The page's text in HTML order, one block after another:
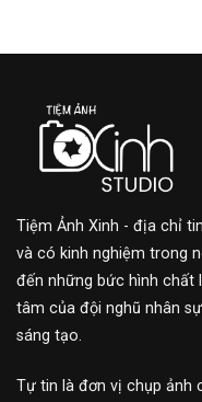
Tiệm Ảnh Xinh - địa chỉ
và có kinh nghiệm trong
đến những bức hình chất
tâm của đội nghũ nhân
sáng tạo.
Tự tin là đơn vị chụp ảnh